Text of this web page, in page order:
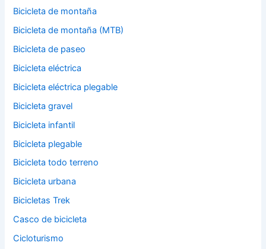
Bicicleta de montaña
Bicicleta de montaña (MTB)
Bicicleta de paseo
Bicicleta eléctrica
Bicicleta eléctrica plegable
Bicicleta gravel
Bicicleta infantil
Bicicleta plegable
Bicicleta todo terreno
Bicicleta urbana
Bicicletas Trek
Casco de bicicleta
Cicloturismo